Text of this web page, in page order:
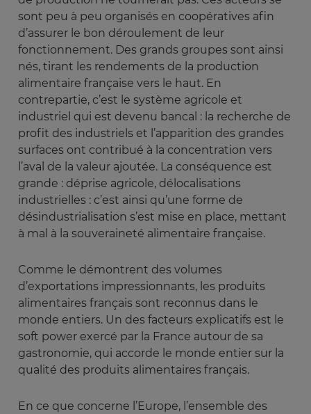
sont peu à peu organisés en coopératives afin
d’assurer le bon déroulement de leur
fonctionnement. Des grands groupes sont ainsi
nés, tirant les rendements de la production
alimentaire française vers le haut. En
contrepartie, c’est le système agricole et
industriel qui est devenu bancal : la recherche de
profit des industriels et l’apparition des grandes
surfaces ont contribué à la concentration vers
l’aval de la valeur ajoutée. La conséquence est
grande : déprise agricole, délocalisations
industrielles : c’est ainsi qu’une forme de
désindustrialisation s’est mise en place, mettant
à mal à la souveraineté alimentaire française.
Comme le démontrent des volumes
d’exportations impressionnants, les produits
alimentaires français sont reconnus dans le
monde entiers. Un des facteurs explicatifs est le
soft power exercé par la France autour de sa
gastronomie, qui accorde le monde entier sur la
qualité des produits alimentaires français.
En ce que concerne l’Europe, l’ensemble des